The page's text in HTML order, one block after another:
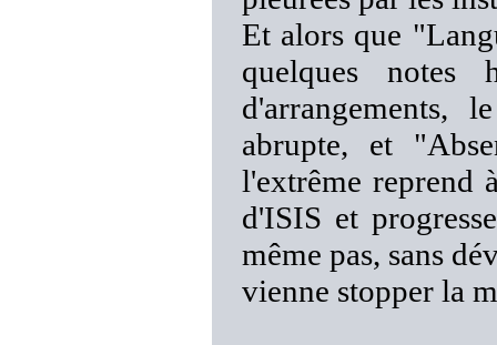
Et alors que
quelques notes
d'arrangements,
abrupte, et
l'extrême reprend
d'ISIS et
même pas, sans
vienne stopper la